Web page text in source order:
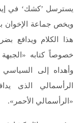
يسترسل ’كشك‘ في
ويخص جماعة الإخوان
هذا الكلام ويدافع
وأهداه إلى السياسي
الرأسمالي الذى
«الرأسمالي الأحمر».